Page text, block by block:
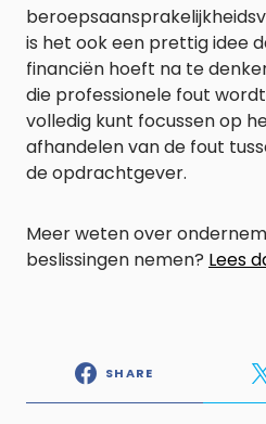
is het ook een prettig idee
financiën hoeft na te
die professionele fout
volledig kunt focussen op
afhandelen van de fout
de opdrachtgever.
Meer weten over
beslissingen nemen? Lees
SHARE